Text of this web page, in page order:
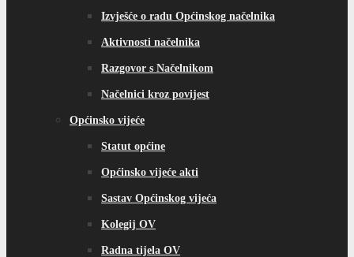
Izvješće o radu Općinskog načelnika
Aktivnosti načelnika
Razgovor s Načelnikom
Načelnici kroz povijest
Općinsko vijeće
Statut općine
Općinsko vijeće akti
Sastav Općinskog vijeća
Kolegij OV
Radna tijela OV